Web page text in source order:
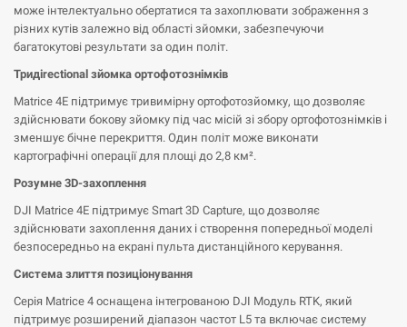
може інтелектуально обертатися та захоплювати зображення з
різних кутів залежно від області зйомки, забезпечуючи
багатокутові результати за один політ.
Тридirectional зйомка ортофотознімків
Matrice 4E підтримує тривимірну ортофотозйомку, що дозволяє
здійснювати бокову зйомку під час місій зі збору ортофотознімків і
зменшує бічне перекриття. Один політ може виконати
картографічні операції для площі до 2,8 км².
Розумне 3D-захоплення
DJI Matrice 4E підтримує Smart 3D Capture, що дозволяє
здійснювати захоплення даних і створення попередньої моделі
безпосередньо на екрані пульта дистанційного керування.
Система злиття позиціонування
Серія Matrice 4 оснащена інтегрованою DJI Модуль RTK, який
підтримує розширений діапазон частот L5 та включає систему